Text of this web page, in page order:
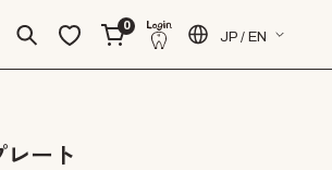
0
JP / EN
レート